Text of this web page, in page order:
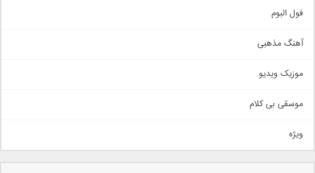
اجتماعی
حماسی
سنتی
اهنگ بندرعباسی
دمو
مذهبی
فول البوم
آهنگ مذهبی
موزیک ویدیو
موسقی بی کلام
ویژه